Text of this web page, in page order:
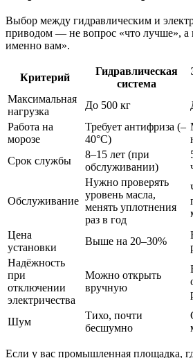
Выбор между гидравлическим и
приводом — не вопрос «что лучше», а
именно вам».
Критерий
Гидравлическая
система
Максимальная
нагрузка
До 500 кг
Работа на
морозе
Требует антифриза (–
40°C)
Срок службы
8–15 лет (при
обслуживании)
Обслуживание
Нужно проверять
уровень масла,
менять уплотнения
раз в год
Цена
установки
Выше на 20–30%
Надёжность
при
отключении
электричества
Можно открыть
вручную
Шум
Тихо, почти
бесшумно
Если у вас промышленная площадка,